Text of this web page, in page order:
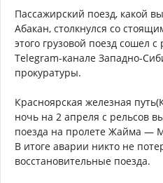
Пассажирский поезд, какой
Абакан, столкнулся со
этого грузовой поезд сошел с
Telegram-канале Западно-
прокуратуры.
Красноярская железная
ночь на 2 апреля с рельсов
поезда на пролете Жайма —
В итоге аварии никто не
восстановительные поезда.